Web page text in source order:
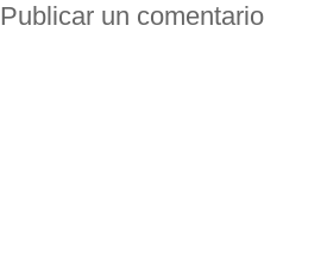
Publicar un comentario